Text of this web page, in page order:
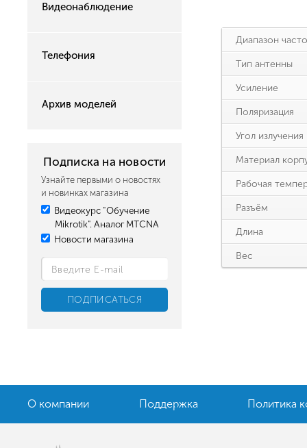
Видеонаблюдение
Телефония
Архив моделей
Подписка на новости
Узнайте первыми о новостях
и новинках магазина
Видеокурс "Обучение
Mikrotik". Аналог MTCNA
Новости магазина
Диапазон
Тип антенны
Усиление
Поляризация
Угол
Материал
Рабочая
Разъём
Длина
Вес
О компании Поддержка Политика